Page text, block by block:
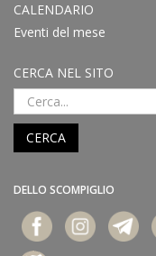
CALENDARIO
Eventi del mese
CERCA NEL SITO
CERCA
DELLO SCOMPIGLIO